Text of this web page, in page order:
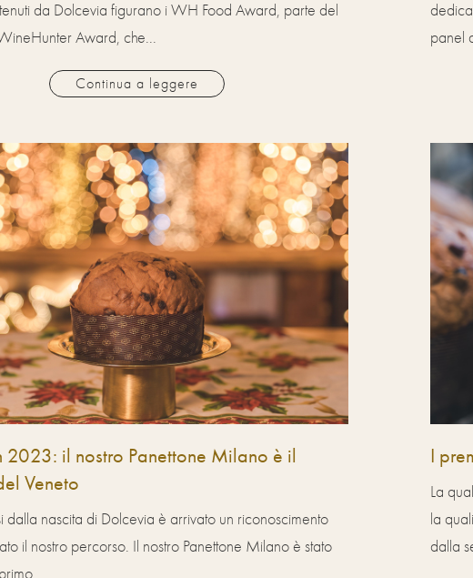
da Dolcevia figurano i WH Food Award, parte del
Award, che...
Continua a leggere
panel
2023: il nostro Panettone Milano è il
Veneto
dalla nascita di Dolcevia è arrivato un riconoscimento
il nostro percorso. Il nostro Panettone Milano è stato
I
La
la
dalla